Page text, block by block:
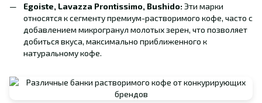
Egoiste, Lavazza Prontissimo, Bushido:Эти марки
относятся к сегменту премиум-растворимого кофе, часто с
добавлением микрогранул молотых зерен, что позволяет
добиться вкуса, максимально приближенного к
натуральному кофе.